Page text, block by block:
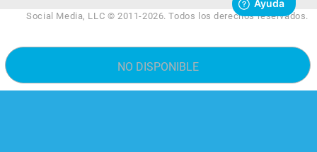
NO DISPONIBLE
Social Media, LLC © 2011-2026. Todos los derechos reservados.